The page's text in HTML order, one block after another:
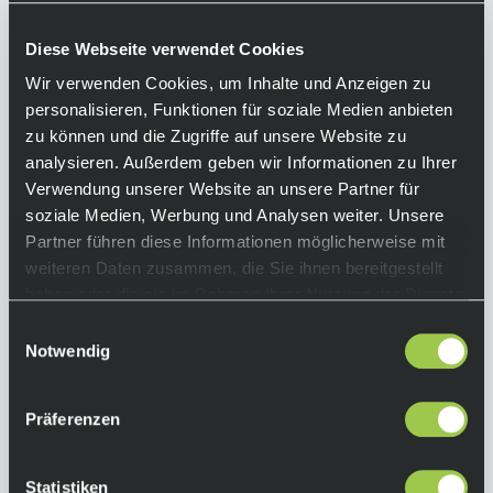
Diese Webseite verwendet Cookies
Wir verwenden Cookies, um Inhalte und Anzeigen zu
personalisieren, Funktionen für soziale Medien anbieten
zu können und die Zugriffe auf unsere Website zu
analysieren. Außerdem geben wir Informationen zu Ihrer
Verwendung unserer Website an unsere Partner für
soziale Medien, Werbung und Analysen weiter. Unsere
Partner führen diese Informationen möglicherweise mit
weiteren Daten zusammen, die Sie ihnen bereitgestellt
Notwendig
Präferenzen
Statistiken
EnergyPak Plus (WB Style) kompatibel, 140 mm
Federweg, 12 x 148 mm, SRAM UDH
Schaltauge
Gabel:
Fox 36 Performance Elite Live Valve, GRIP2
Dämpfung, 150 mm Federweg, Boost 15x110
mm
E-Antrieb:
SyncDrive Pro2, 85 Nm, powered by Yamaha
EnergyPak Smart 400 Wh EnergyPak Plus
Controller:
Ladegerät: